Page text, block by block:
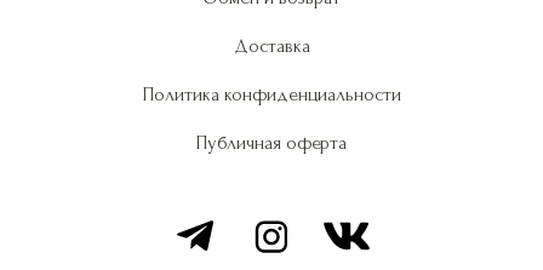
Доставка
Политика конфиденциальности
Публичная оферта